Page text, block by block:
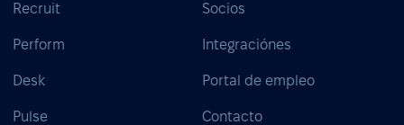
Recruit
Perform
Desk
Pulse
Socios
Integraciónes
Portal de empleo
Contacto